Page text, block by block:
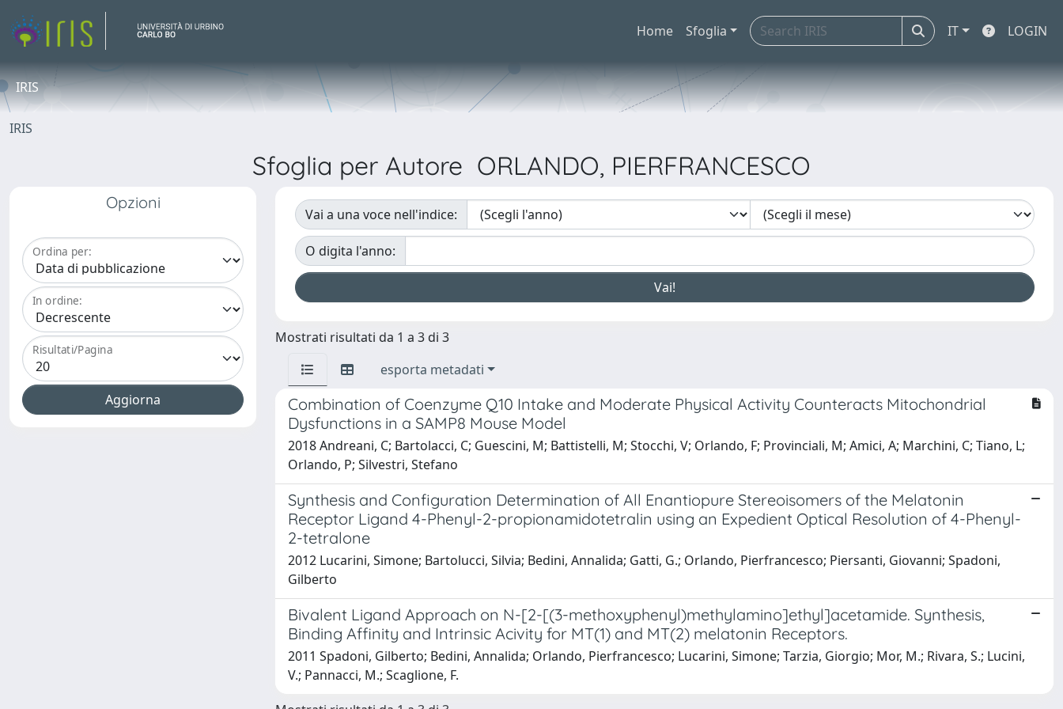
Home Sfoglia IT LOGIN
IRIS
IRIS
Sfoglia per Autore ORLANDO, PIERFRANCESCO
Opzioni
Ordina per:
In ordine:
Risultati/Pagina
Vai a una voce nell'indice:
O digita l'anno:
Mostrati risultati da 1 a 3 di 3
esporta metadati
Combination of Coenzyme Q10 Intake and Moderate Physical Activity Counteracts Mitochondrial
Dysfunctions in a SAMP8 Mouse Model
2018 Andreani, C; Bartolacci, C; Guescini, M; Battistelli, M; Stocchi, V; Orlando, F; Provinciali, M; Amici, A; Marchini, C; Tiano, L;
Orlando, P; Silvestri, Stefano
Synthesis and Configuration Determination of All Enantiopure Stereoisomers of the Melatonin
Receptor Ligand 4-Phenyl-2-propionamidotetralin using an Expedient Optical Resolution of 4-Phenyl-
2-tetralone
2012 Lucarini, Simone; Bartolucci, Silvia; Bedini, Annalida; Gatti, G.; Orlando, Pierfrancesco; Piersanti, Giovanni; Spadoni,
Gilberto
Bivalent Ligand Approach on N-[2-[(3-methoxyphenyl)methylamino]ethyl]acetamide. Synthesis,
Binding Affinity and Intrinsic Acivity for MT(1) and MT(2) melatonin Receptors.
2011 Spadoni, Gilberto; Bedini, Annalida; Orlando, Pierfrancesco; Lucarini, Simone; Tarzia, Giorgio; Mor, M.; Rivara, S.; Lucini,
V.; Pannacci, M.; Scaglione, F.